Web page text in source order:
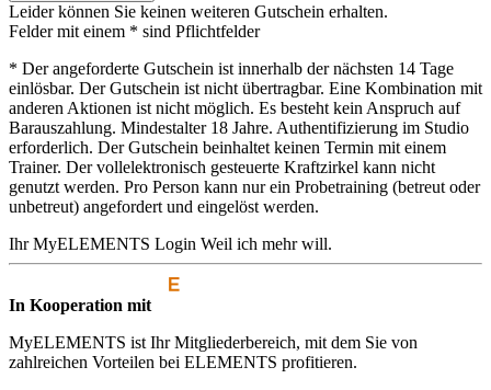
Leider können Sie keinen weiteren Gutschein erhalten.
Felder mit einem * sind Pflichtfelder
* Der angeforderte Gutschein ist innerhalb der nächsten 14 Tage
einlösbar. Der Gutschein ist nicht übertragbar. Eine Kombination mit
anderen Aktionen ist nicht möglich. Es besteht kein Anspruch auf
Barauszahlung. Mindestalter 18 Jahre. Authentifizierung im Studio
erforderlich. Der Gutschein beinhaltet keinen Termin mit einem
Trainer. Der vollelektronisch gesteuerte Kraftzirkel kann nicht
genutzt werden. Pro Person kann nur ein Probetraining (betreut oder
unbetreut) angefordert und eingelöst werden.
Ihr MyELEMENTS Login Weil ich mehr will.
In Kooperation mit
MyELEMENTS ist Ihr Mitgliederbereich, mit dem Sie von
zahlreichen Vorteilen bei ELEMENTS profitieren.